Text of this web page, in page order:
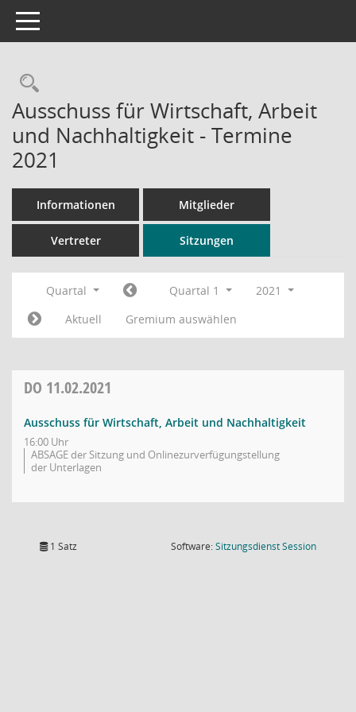
Toggle navigation
Rechercheauswahl
Ausschuss für Wirtschaft, Arbeit
und Nachhaltigkeit - Termine
2021
Informationen Mitglieder
Vertreter Sitzungen
Quartal Quartal 1
2021
Aktuell
Gremium auswählen
DO 11.02.2021
Ausschuss für Wirtschaft, Arbeit und Nachhaltigkeit
16:00 Uhr
ABSAGE der Sitzung und Onlinezurverfügungstellung
der Unterlagen
1 Satz Software:SitzungsdienstSession(Wird in